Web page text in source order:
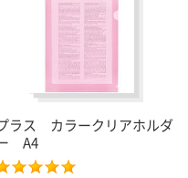
ラス カラークリアホルダ
A4